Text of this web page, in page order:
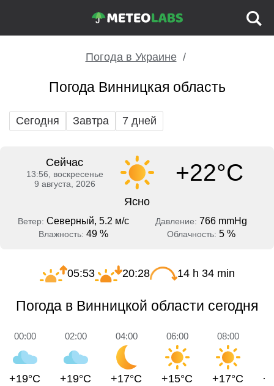
Погода в Украине
Погода Винницкая область
Сегодня Завтра 7 дней
Сейчас
13:56, воскресенье
9 августа, 2026
+22°C
Ясно
Ветер: Северный, 5.2 м/с Давление: 766 mmHg
Влажность: 49 % Облачность: 5 %
05:53 20:28 14 h 34 min
Погода в Винницкой области сегодня
00:00
+19°C
02:00
+19°C
04:00
+17°C
06:00
+15°C
08:00
+17°C